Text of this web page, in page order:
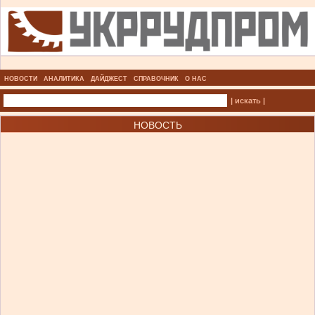
НОВОСТИ АНАЛИТИКА ДАЙДЖЕСТ СПРАВОЧНИК О НАС
| искать |
НОВОСТЬ